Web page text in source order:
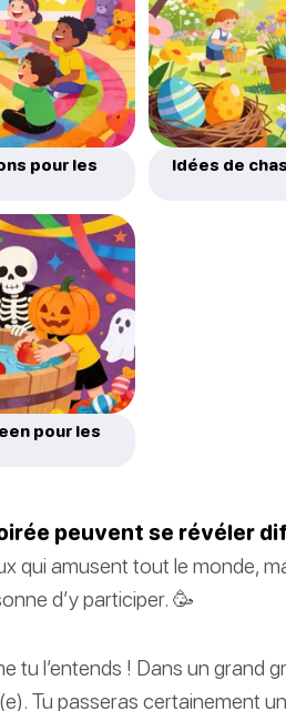
pour les
Idées de
pour les
peuvent se révéler
qui amusent tout le monde,
d’y participer. 🥳
tu l’entends ! Dans un grand
Tu passeras certainement